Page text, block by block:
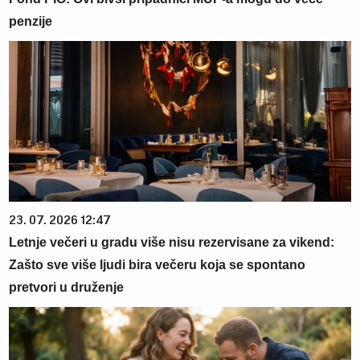
penzije
23. 07. 2026 12:47
Letnje večeri u gradu više nisu rezervisane za vikend:
Zašto sve više ljudi bira večeru koja se spontano
pretvori u druženje